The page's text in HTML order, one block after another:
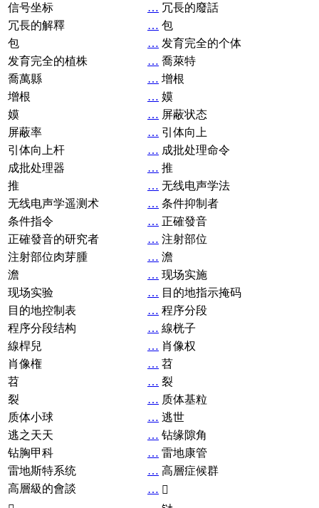
信号坐标
… 冗長的廢話
冗長的解釋
… 包
包
… 发育完全的个体
发育完全的植株
… 喬萊特
喬萬縣
… 增根
增根
… 嫫
嫫
… 屏蔽状态
屏蔽率
… 引体向上
引体向上杆
… 成批处理命令
成批处理器
… 推
推
… 无线电声学法
无线电声学遥测术
… 条件抑制者
条件指令
… 正確發音
正確發音的研究者
… 注射部位
注射部位肉芽腫
… 澹
澹
… 现场实施
现场实验
… 目的地指示掩码
目的地控制表
… 程序分段
程序分段结构
… 線桄子
線桿兒
… 肖像权
肖像権
… 苕
苕
… 裂
裂
… 质体基粒
质体小球
… 逃世
逃之天天
… 钻缘隙角
钻胸甲科
… 雷地康管
雷地斯特系统
… 高層症候群
高層級的會談
… 𧘞